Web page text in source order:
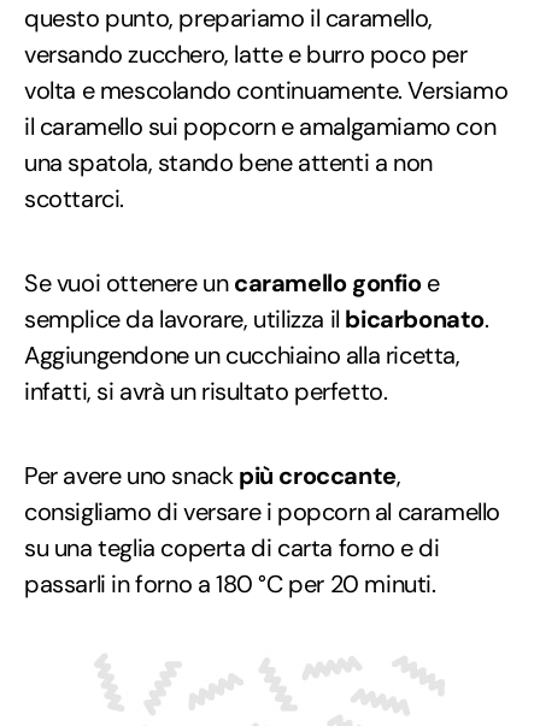
questo punto, prepariamo il caramello,
versando zucchero, latte e burro poco per
volta e mescolando continuamente. Versiamo
il caramello sui popcorn e amalgamiamo con
una spatola, stando bene attenti a non
scottarci.
Se vuoi ottenere uncaramello gonfioe
semplice da lavorare, utilizza il bicarbonato.
Aggiungendone un cucchiaino alla ricetta,
infatti, si avrà un risultato perfetto.
Per avere uno snackpiù croccante,
consigliamo di versare i popcorn al caramello
su una teglia coperta di carta forno e di
passarli in forno a 180 °C per 20 minuti.